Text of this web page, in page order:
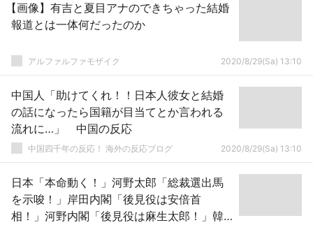
【画像】有吉と夏目アナのできちゃった結婚
報道とは一体何だったのか
アルファルファモザイク 2020/8/29(Sa) 13:10
中国人「助けてくれ！！日本人彼女と結婚
の話になったら国籍が目当てとか言われる
流れに…」 中国の反応
中国四千年の反応！ 海外の反応ブログ 2020/8/29(Sa) 13:10
日本「本命動く！」河野太郎「総裁選出馬
を示唆！」岸田内閣「後見役は安倍首
相！」河野内閣「後見役は麻生太郎！」韓